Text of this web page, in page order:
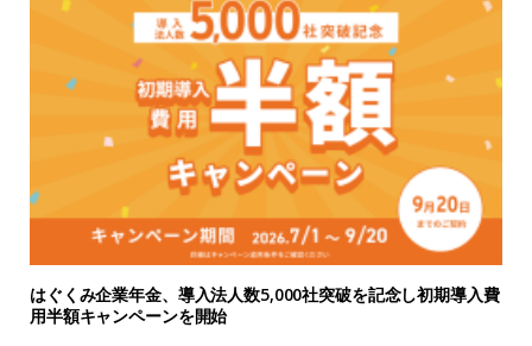
はぐくみ企業年金、導入法人数5,000社突破を記念し初期導入費
用半額キャンペーンを開始